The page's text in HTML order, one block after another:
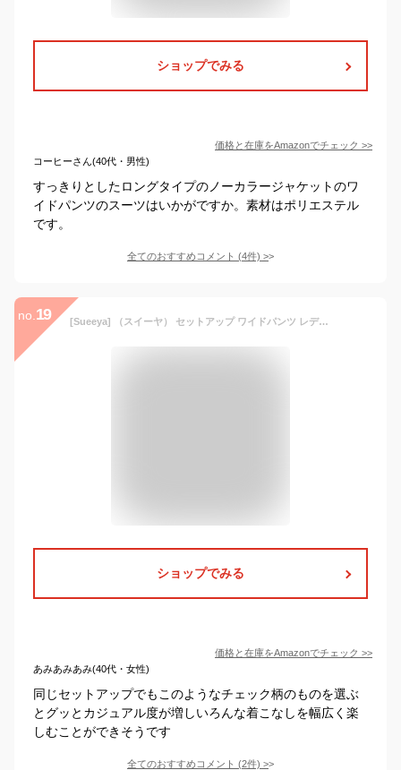
ショップでみる
価格と在庫をAmazonでチェック >>
コーヒーさん(40代・男性)
すっきりとしたロングタイプのノーカラージャケットのワ
イドパンツのスーツはいかがですか。素材はポリエステル
です。
全てのおすすめコメント (4件) >
no. 19 [Sueeya] （スイーヤ） セットアップ ワイドパンツ レディース スーツ 九分丈 グレンチェック柄 着痩せ テーラードジャケット アウター 大きいサイズ ゆったり ファッション カジュアル おしゃれ 春 秋 冬 パーティー 通勤 フォーマル
ショップでみる
価格と在庫をAmazonでチェック >>
あみあみあみ(40代・女性)
同じセットアップでもこのようなチェック柄のものを選ぶ
とグッとカジュアル度が増しいろんな着こなしを幅広く楽
しむことができそうです
全てのおすすめコメント (2件) >